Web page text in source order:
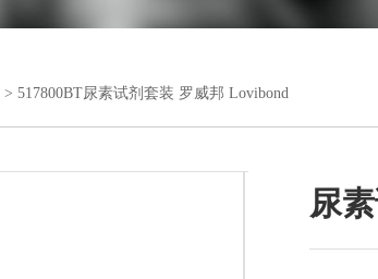
> 517800BT尿素试剂套装 罗威邦 Lovibond
尿